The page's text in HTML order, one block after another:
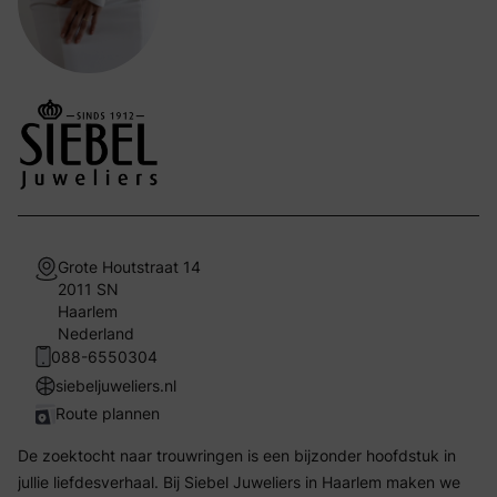
Grote Houtstraat 14
2011 SN
Haarlem
Nederland
088-6550304
siebeljuweliers.nl
Route plannen
De zoektocht naar trouwringen is een bijzonder hoofdstuk in
jullie liefdesverhaal. Bij Siebel Juweliers in Haarlem maken we